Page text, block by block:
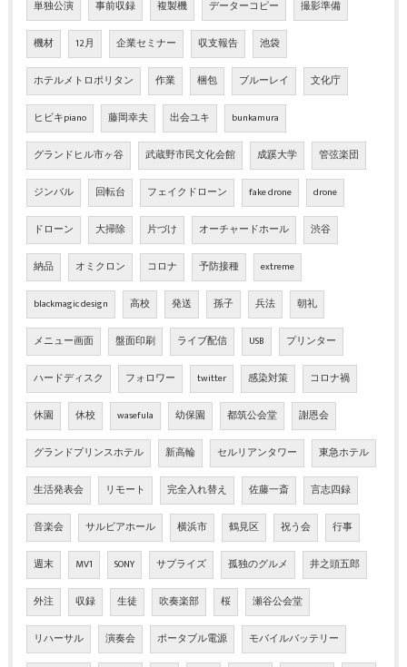
単独公演 事前収録 複製機 データーコピー 撮影準備
機材 12月 企業セミナー 収支報告 池袋
ホテルメトロポリタン 作業 梱包 ブルーレイ 文化庁
ヒビキpiano 藤岡幸夫 出会ユキ bunkamura
グランドヒル市ヶ谷 武蔵野市民文化会館 成蹊大学 管弦楽団
ジンバル 回転台 フェイクドローン fake drone drone
ドローン 大掃除 片づけ オーチャードホール 渋谷
納品 オミクロン コロナ 予防接種 extreme
blackmagic design 高校 発送 孫子 兵法 朝礼
メニュー画面 盤面印刷 ライブ配信 USB プリンター
ハードディスク フォロワー twitter 感染対策 コロナ禍
休園 休校 wasefula 幼保園 都筑公会堂 謝恩会
グランドプリンスホテル 新高輪 セルリアンタワー 東急ホテル
生活発表会 リモート 完全入れ替え 佐藤一斎 言志四録
音楽会 サルビアホール 横浜市 鶴見区 祝う会 行事
週末 MV1 SONY サプライズ 孤独のグルメ 井之頭五郎
外注 収録 生徒 吹奏楽部 桜 瀬谷公会堂
リハーサル 演奏会 ポータブル電源 モバイルバッテリー